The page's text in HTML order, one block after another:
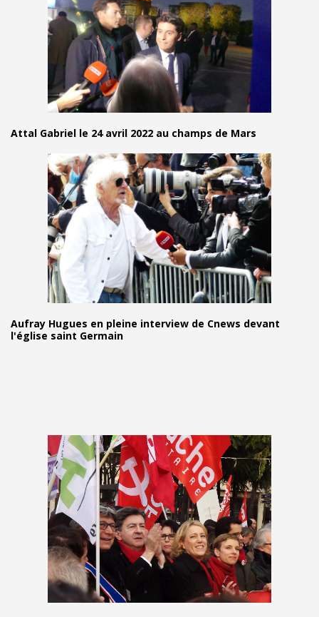
Attal Gabriel le 24 avril 2022 au champs de Mars
Aufray Hugues en pleine interview de Cnews devant
l'église saint Germain